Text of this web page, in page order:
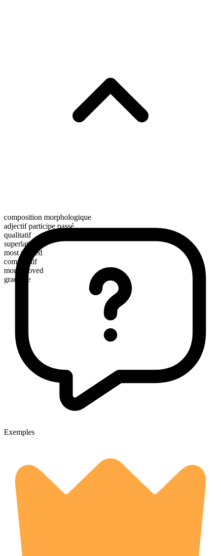
composition morphologique
adjectif participe passé
qualitatif
superlatif
most proved
comparatif
more proved
gradable
Exemples